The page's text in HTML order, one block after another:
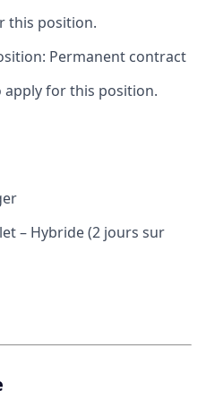
this position.
Permanent contract
for this position.
– Hybride (2 jours sur